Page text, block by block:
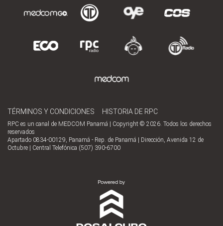
TÉRMINOS Y CONDICIONES HISTORIA DE RPC
RPC es un canal de MEDCOM Panamá | Copyright © 2026. Todos los derechos
reservados
Apartado 0834-00129, Panamá - Rep. de Panamá | Dirección, Avenida 12 de
Octubre | Central Telefónica (507) 390-6700